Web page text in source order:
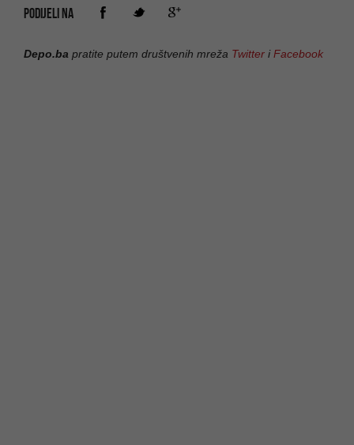
PODIJELI NA
Depo.ba pratite putem društvenih mreža Twitter iFacebook